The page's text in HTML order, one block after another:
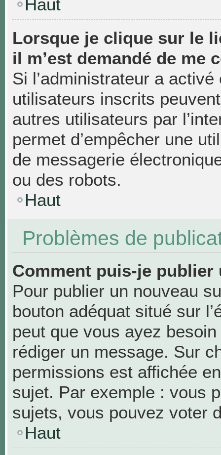
Haut
Lorsque je clique sur le
il m’est demandé de me
Si l’administrateur a
utilisateurs inscrits
autres utilisateurs par
permet d’empêcher une
de messagerie
ou des robots.
Haut
Problèmes de
Comment puis-je
Pour publier un nouveau
bouton adéquat situé sur
peut que vous ayez
rédiger un message. Sur
permissions est affichée
sujet. Par exemple : vous
sujets, vous pouvez voter
Haut